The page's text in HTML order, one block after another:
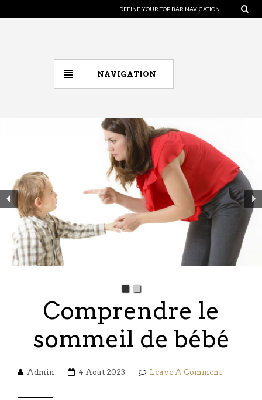
DEFINE YOUR TOP BAR NAVIGATION.
NAVIGATION
Comprendre le
sommeil de bébé
Admin 4 Août 2023 Leave A Comment